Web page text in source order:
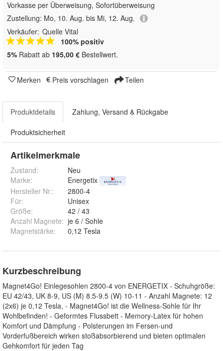
Vorkasse per Überweisung, Sofortüberweisung
Zustellung: Mo, 10. Aug. bis Mi, 12. Aug.
Verkäufer: Quelle Vital
100% positiv
5% Rabatt ab 195,00 € Bestellwert.
Merken Preis vorschlagen Teilen
Produktdetails Zahlung, Versand & Rückgabe
Produktsicherheit
Artikelmerkmale
Zustand:
Neu
Marke:
Energetix
Hersteller Nr.:
2800-4
Für:
Unisex
Größe:
42 / 43
Anzahl Magnete: je 6 / Sohle
Magnetstärke: 0,12 Tesla
Kurzbeschreibung
Magnet4Go! Einlegesohlen 2800-4 von ENERGETIX - Schuhgröße:
EU 42/43, UK 8-9, US (M) 8.5-9.5 (W) 10-11 - Anzahl Magnete: 12
(2x6) je 0,12 Tesla, - Magnet4Go! ist die Wellness-Sohle für Ihr
Wohlbefinden! - Geformtes Flussbett - Memory-Latex für hohen
Komfort und Dämpfung - Polsterungen im Fersen-und
Vorderfußbereich wirken stoßabsorbierend und bieten optimalen
Gehkomfort für jeden Tag